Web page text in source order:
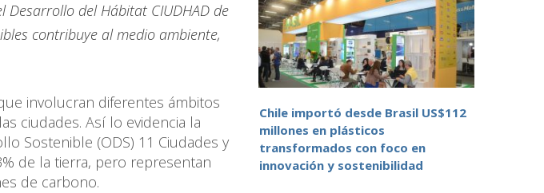
del Hábitat CIUDHAD de
contribuye al medio ambiente,
involucran diferentes ámbitos
ciudades. Así lo evidencia la
Sostenible (ODS) 11 Ciudades y
de la tierra, pero representan
de carbono.
Chile importó desde Brasil US$112
millones en plásticos
transformados con foco en
innovación y sostenibilidad